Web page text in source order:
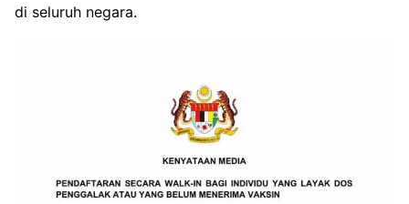
di seluruh negara.